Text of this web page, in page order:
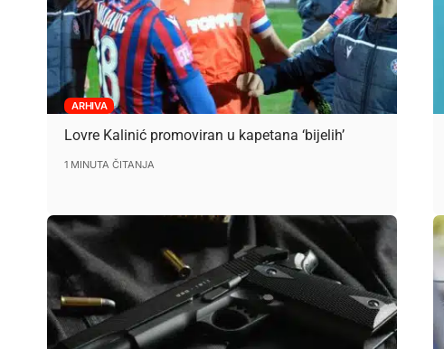
ARHIVA
Lovre Kalinić promoviran u kapetana ‘bijelih’
1 MINUTA ČITANJA